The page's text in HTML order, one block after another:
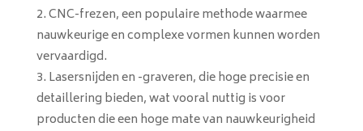
CNC-frezen, een populaire methode waarmee
nauwkeurige en complexe vormen kunnen worden
vervaardigd.
Lasersnijden en -graveren, die hoge precisie en
detaillering bieden, wat vooral nuttig is voor
producten die een hoge mate van nauwkeurigheid